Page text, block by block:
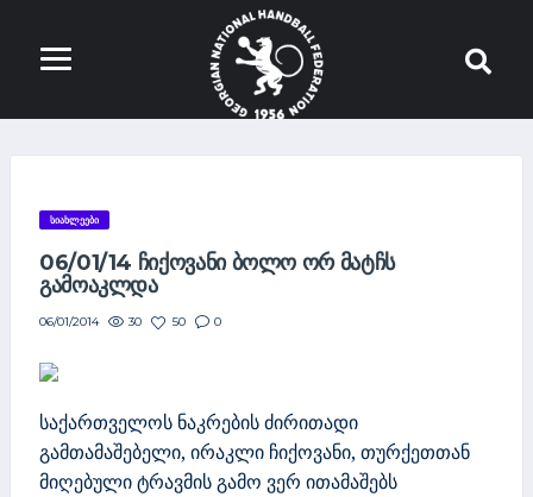
ᲡᲘᲐᲮᲚᲔᲔᲑᲘ
06/01/14 ᲩᲘᲥᲝᲕᲐᲜᲘ ᲑᲝᲚᲝ ᲝᲠ ᲛᲐᲢᲩᲡ
ᲒᲐᲛᲝᲐᲙᲚᲓᲐ
06/01/2014 30 50 0
საქართველოს ნაკრების ძირითადი
გამთამაშებელი, ირაკლი ჩიქოვანი, თურქეთთან
მიღებული ტრავმის გამო ვერ ითამაშებს